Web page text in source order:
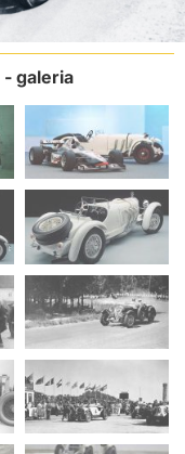
- galeria